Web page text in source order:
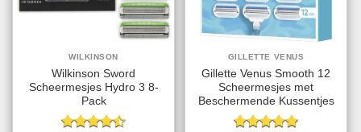
WILKINSON
Wilkinson Sword
Scheermesjes Hydro 3 8-
Pack
GILLETTE VENUS
Gillette Venus Smooth 12
Scheermesjes met
Beschermende Kussentjes